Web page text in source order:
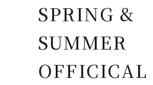
SPRING &
SUMMER
OFFICICAL